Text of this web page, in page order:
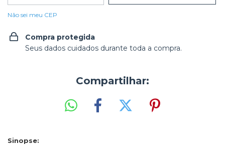
Não sei meu CEP
Compra protegida
Seus dados cuidados durante toda a compra.
Compartilhar:
Sinopse: